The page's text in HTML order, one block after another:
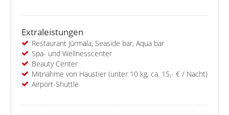
Extraleistungen
Restaurant Jūrmala, Seaside bar, Aqua bar
Spa- und Wellnesscenter
Beauty Center
Mitnahme von Haustier (unter 10 kg, ca. 15,- € / Nacht)
Airport-Shuttle